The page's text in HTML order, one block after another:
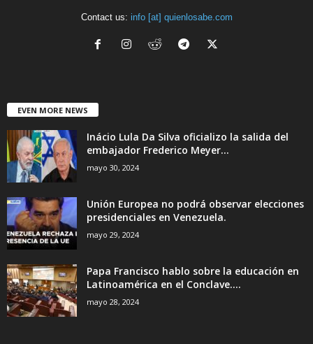
Contact us: info [at] quienlosabe.com
EVEN MORE NEWS
Inácio Lula Da Silva oficializo la salida del
embajador Frederico Meyer...
mayo 30, 2024
Unión Europea no podrá observar elecciones
presidenciales en Venezuela.
mayo 29, 2024
Papa Francisco hablo sobre la educación en
Latinoamérica en el Conclave....
mayo 28, 2024